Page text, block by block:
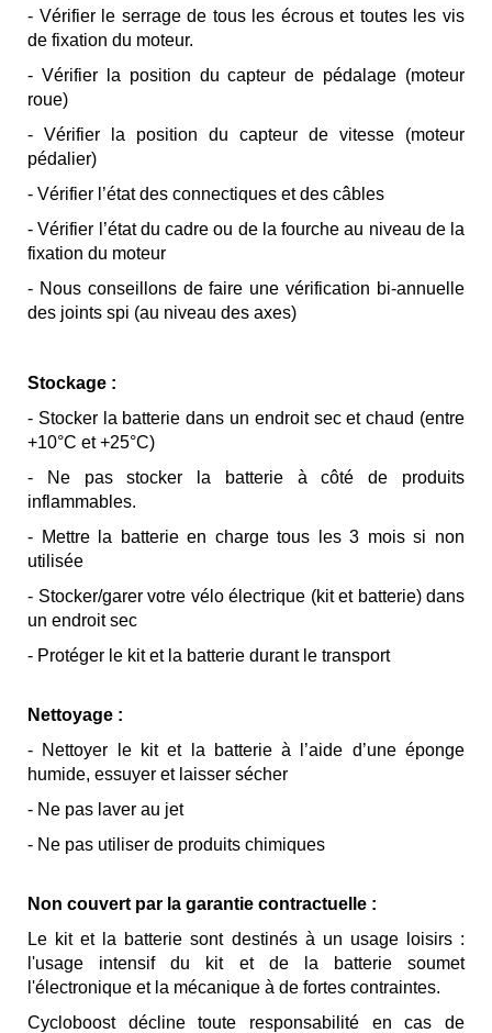
- Vérifier le serrage de tous les écrous et toutes les vis
de fixation du moteur.
- Vérifier la position du capteur de pédalage (moteur
roue)
- Vérifier la position du capteur de vitesse (moteur
pédalier)
- Vérifier l’état des connectiques et des câbles
- Vérifier l’état du cadre ou de la fourche au niveau de la
fixation du moteur
- Nous conseillons de faire une vérification bi-annuelle
des joints spi (au niveau des axes)
Stockage :
- Stocker la batterie dans un endroit sec et chaud (entre
+10°C et +25°C)
- Ne pas stocker la batterie à côté de produits
inflammables.
- Mettre la batterie en charge tous les 3 mois si non
utilisée
- Stocker/garer votre vélo électrique (kit et batterie) dans
un endroit sec
- Protéger le kit et la batterie durant le transport
Nettoyage :
- Nettoyer le kit et la batterie à l’aide d’une éponge
humide, essuyer et laisser sécher
- Ne pas laver au jet
- Ne pas utiliser de produits chimiques
Non couvert par la garantie contractuelle :
Le kit et la batterie sont destinés à un usage loisirs :
l'usage intensif du kit et de la batterie soumet
l'électronique et la mécanique à de fortes contraintes.
Cycloboost décline toute responsabilité en cas de